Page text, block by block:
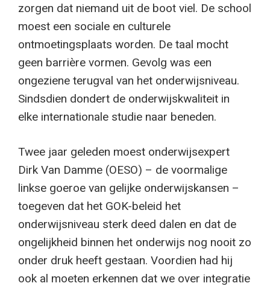
zorgen dat niemand uit de boot viel. De school
moest een sociale en culturele
ontmoetingsplaats worden. De taal mocht
geen barrière vormen. Gevolg was een
ongeziene terugval van het onderwijsniveau.
Sindsdien dondert de onderwijskwaliteit in
elke internationale studie naar beneden.
Twee jaar geleden moest onderwijsexpert
Dirk Van Damme (OESO) – de voormalige
linkse goeroe van gelijke onderwijskansen –
toegeven dat het GOK-beleid het
onderwijsniveau sterk deed dalen en dat de
ongelijkheid binnen het onderwijs nog nooit zo
onder druk heeft gestaan. Voordien had hij
ook al moeten erkennen dat we over integratie